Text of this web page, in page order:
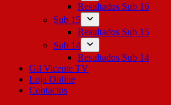
Resultados Sub 16
Sub 15
Resultados Sub 15
Sub 14
Resultados Sub 14
Gil Vicente TV
Loja Online
Contactos